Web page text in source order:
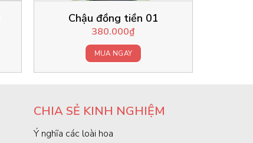
Chậu đồng tiền 01
380.000₫
MUA NGAY
CHIA SẺ KINH NGHIỆM
Ý nghĩa các loài hoa